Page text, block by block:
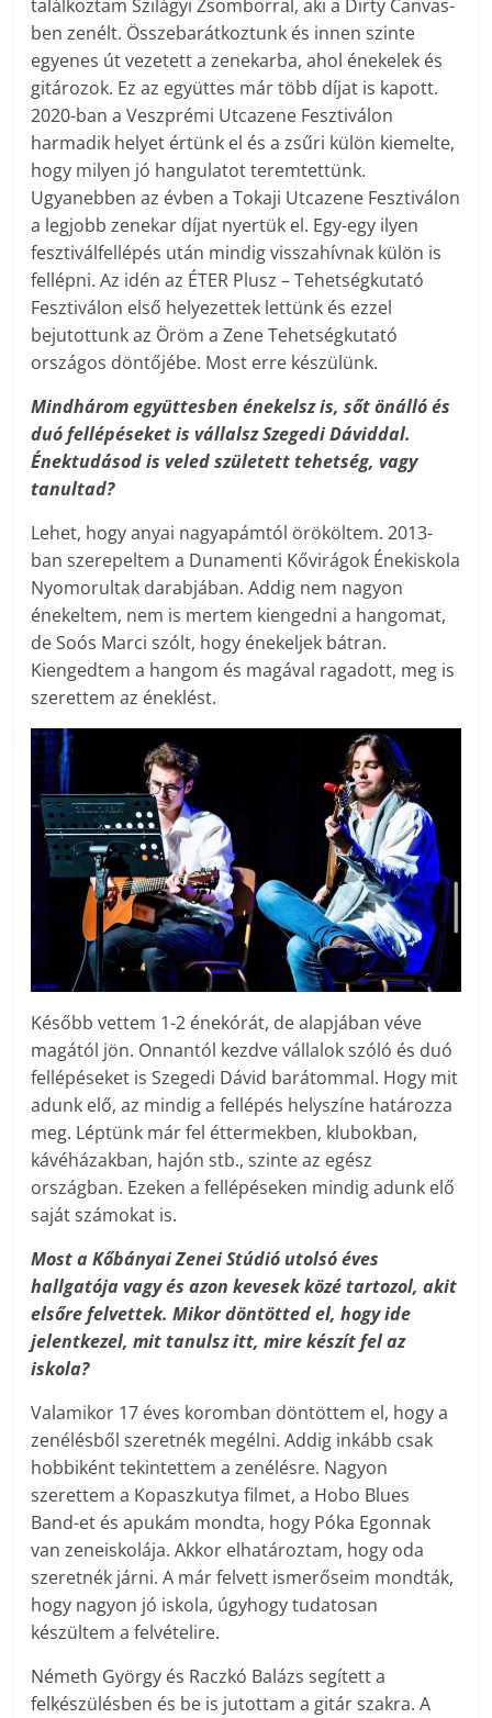
találkoztam Szilágyi Zsomborral, aki a Dirty Canvas-
ben zenélt. Összebarátkoztunk és innen szinte
egyenes út vezetett a zenekarba, ahol énekelek és
gitározok. Ez az együttes már több díjat is kapott.
2020-ban a Veszprémi Utcazene Fesztiválon
harmadik helyet értünk el és a zsűri külön kiemelte,
hogy milyen jó hangulatot teremtettünk.
Ugyanebben az évben a Tokaji Utcazene Fesztiválon
a legjobb zenekar díjat nyertük el. Egy-egy ilyen
fesztiválfellépés után mindig visszahívnak külön is
fellépni. Az idén az ÉTER Plusz – Tehetségkutató
Fesztiválon első helyezettek lettünk és ezzel
bejutottunk az Öröm a Zene Tehetségkutató
országos döntőjébe. Most erre készülünk.
Mindhárom együttesben énekelsz is, sőt önálló és
duó fellépéseket is vállalsz Szegedi Dáviddal.
Énektudásod is veled született tehetség, vagy
tanultad?
Lehet, hogy anyai nagyapámtól örököltem. 2013-
ban szerepeltem a Dunamenti Kővirágok Énekiskola
Nyomorultak darabjában. Addig nem nagyon
énekeltem, nem is mertem kiengedni a hangomat,
de Soós Marci szólt, hogy énekeljek bátran.
Kiengedtem a hangom és magával ragadott, meg is
szerettem az éneklést.
Később vettem 1-2 énekórát, de alapjában véve
magától jön. Onnantól kezdve vállalok szóló és duó
fellépéseket is Szegedi Dávid barátommal. Hogy mit
adunk elő, az mindig a fellépés helyszíne határozza
meg. Léptünk már fel éttermekben, klubokban,
kávéházakban, hajón stb., szinte az egész
országban. Ezeken a fellépéseken mindig adunk elő
saját számokat is.
Most a Kőbányai Zenei Stúdió utolsó éves
hallgatója vagy és azon kevesek közé tartozol, akit
elsőre felvettek. Mikor döntötted el, hogy ide
jelentkezel, mit tanulsz itt, mire készít fel az
iskola?
Valamikor 17 éves koromban döntöttem el, hogy a
zenélésből szeretnék megélni. Addig inkább csak
hobbiként tekintettem a zenélésre. Nagyon
szerettem a Kopaszkutya filmet, a Hobo Blues
Band-et és apukám mondta, hogy Póka Egonnak
van zeneiskolája. Akkor elhatároztam, hogy oda
szeretnék járni. A már felvett ismerőseim mondták,
hogy nagyon jó iskola, úgyhogy tudatosan
készültem a felvételire.
Németh György és Raczkó Balázs segített a
felkészülésben és be is jutottam a gitár szakra. A